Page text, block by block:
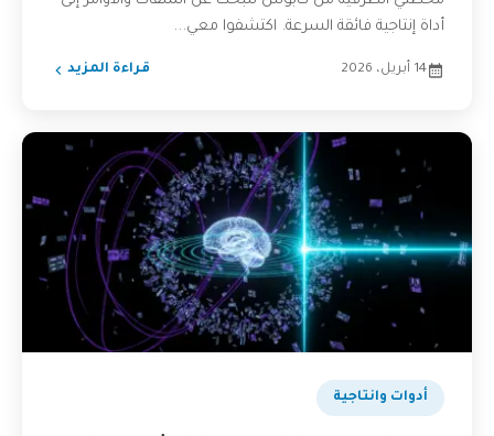
أداة إنتاجية فائقة السرعة. اكتشفوا معي...
14 أبريل، 2026 قراءة المزيد
أدوات وانتاجية